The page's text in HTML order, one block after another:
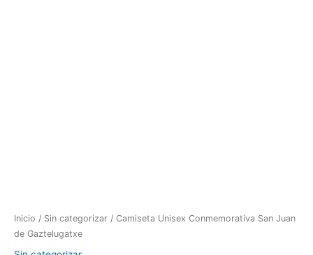
Inicio / Sin categorizar / Camiseta Unisex Conmemorativa San Juan
de Gaztelugatxe